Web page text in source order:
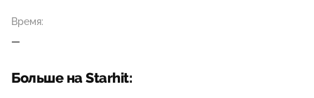
Время:
—
Больше на Starhit: